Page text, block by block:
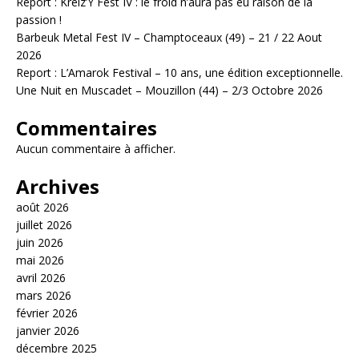
passion !
Barbeuk Metal Fest IV – Champtoceaux (49) – 21 / 22 Aout
2026
Report : L’Amarok Festival – 10 ans, une édition exceptionnelle.
Une Nuit en Muscadet – Mouzillon (44) – 2/3 Octobre 2026
Commentaires
Aucun commentaire à afficher.
Archives
août 2026
juillet 2026
juin 2026
mai 2026
avril 2026
mars 2026
février 2026
janvier 2026
décembre 2025